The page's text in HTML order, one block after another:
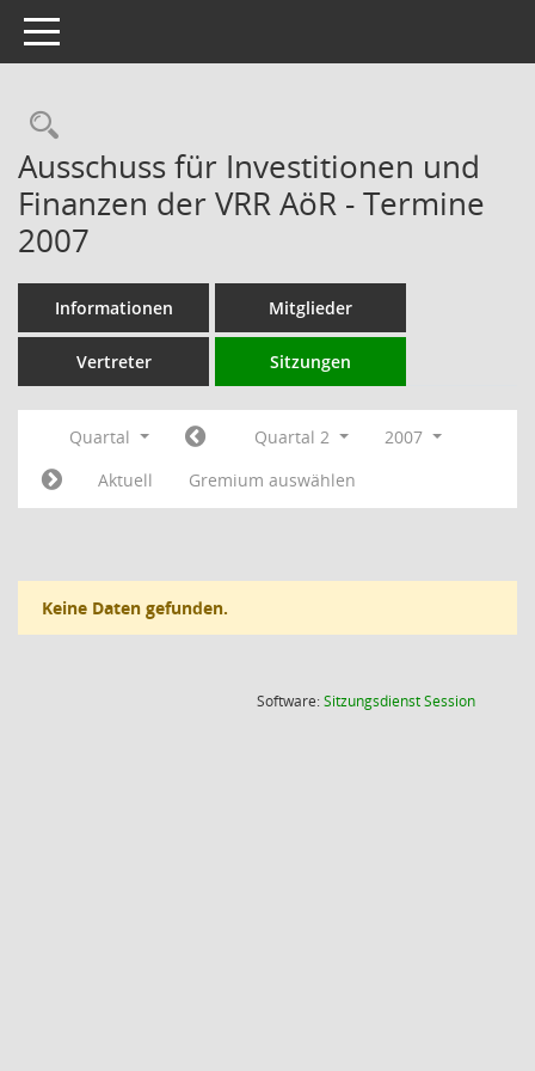
Toggle navigation
Rechercheauswahl
Ausschuss für Investitionen und
Finanzen der VRR AöR - Termine
2007
Informationen Mitglieder
Vertreter Sitzungen
Quartal Quartal 2
2007
Aktuell
Gremium auswählen
Keine Daten gefunden.
Software:SitzungsdienstSession(Wird in